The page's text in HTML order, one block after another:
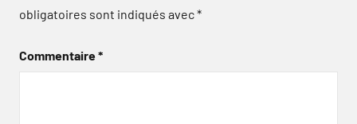
obligatoires sont indiqués avec*
Commentaire*